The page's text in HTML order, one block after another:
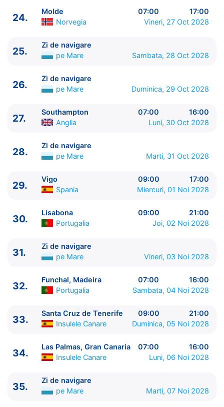
49.
Buenos Aires Argentina 05:00 - ⚓
24.
Molde 07:00
17:00
Norvegia
Vineri, 27 Oct 2028
25.
Zi de navigare
pe Mare
Sambata, 28 Oct 2028
26.
Zi de navigare
pe Mare
Duminica, 29 Oct 2028
27.
Southampton 07:00
16:00
Anglia
Luni, 30 Oct 2028
28.
Zi de navigare
pe Mare
Marti, 31 Oct 2028
29.
Vigo 09:00
17:00
Spania
Miercuri, 01 Noi 2028
30.
Lisabona 09:00
21:00
Portugalia
Joi, 02 Noi 2028
31.
Zi de navigare
pe Mare
Vineri, 03 Noi 2028
32.
Funchal, Madeira 07:00
16:00
Portugalia
Sambata, 04 Noi 2028
33.
Santa Cruz de Tenerife 09:00
21:00
Insulele Canare
Duminica, 05 Noi 2028
34.
Las Palmas, Gran Canaria 07:00
16:00
Insulele Canare
Luni, 06 Noi 2028
35.
Zi de navigare
pe Mare
Marti, 07 Noi 2028